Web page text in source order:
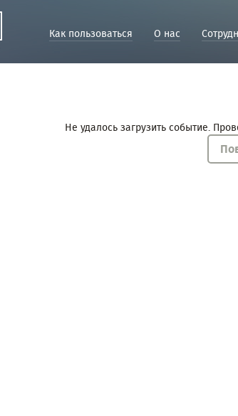
Как пользоваться О нас
Не удалось загрузить событие.